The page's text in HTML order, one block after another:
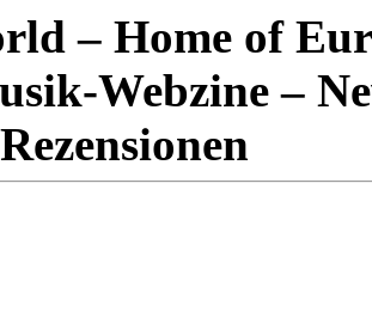
– Home of
Webzine –